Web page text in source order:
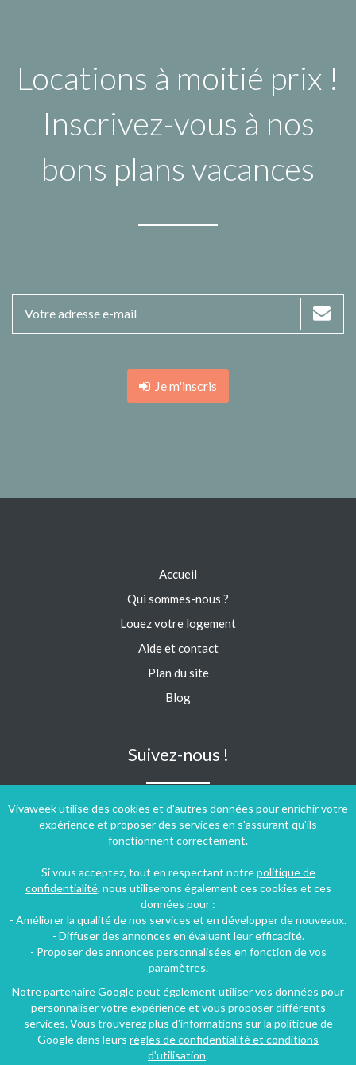
Locations à moitié prix !
Inscrivez-vous à nos
bons plans vacances
Je m'inscris
Vivaweek utilise des cookies et d'autres données pour enrichir votre
expérience et proposer des services en s'assurant qu'ils
fonctionnent correctement.
Si vous acceptez, tout en respectant notrepolitique de
confidentialité, nous utiliserons également ces cookies et ces
données pour :
- Améliorer la qualité de nos services et en développer de nouveaux.
- Diffuser des annonces en évaluant leur efficacité.
- Proposer des annonces personnalisées en fonction de vos
paramètres.
Notre partenaire Google peut également utiliser vos données pour
personnaliser votre expérience et vous proposer différents
services. Vous trouverez plus d'informations sur la politique de
Google dans leurs règles de confidentialité et conditions
d'utilisation.
Accueil
Qui sommes-nous ?
Louez votre logement
Aide et contact
Plan du site
Blog
Suivez-nous !
Conditions générales d'utilisation- Politique de confidentialité
Copyright © 2009 ‐ 2026 Vivaweek ‐ Tous droits réservés ‐
Dernière mise à jour du site : 08 août 2026